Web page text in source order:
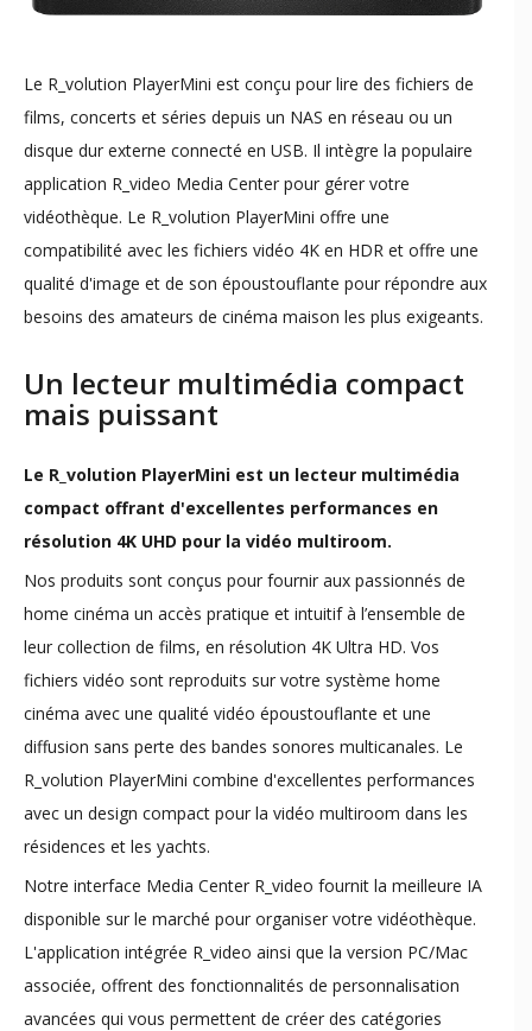
Le R_volution PlayerMini est conçu pour lire des fichiers de
films, concerts et séries depuis un NAS en réseau ou un
disque dur externe connecté en USB. Il intègre la populaire
application R_video Media Center pour gérer votre
vidéothèque. Le R_volution PlayerMini offre une
compatibilité avec les fichiers vidéo 4K en HDR et offre une
qualité d'image et de son époustouflante pour répondre aux
besoins des amateurs de cinéma maison les plus exigeants.
Un lecteur multimédia compact
mais puissant
Le ​R_volution PlayerMini est un lecteur multimédia
compact offrant d'excellentes performances en
résolution 4K UHD pour la vidéo multiroom.
Nos produits sont conçus pour fournir aux passionnés de
home cinéma un accès pratique et intuitif à l’ensemble de
leur collection de films, en résolution 4K Ultra HD. Vos
fichiers vidéo sont reproduits sur votre système home
cinéma avec une qualité vidéo époustouflante et une
diffusion sans perte des bandes sonores multicanales. Le
R_volution PlayerMini combine d'excellentes performances
avec un design compact pour la vidéo multiroom dans les
résidences et les yachts.
​Notre interface Media Center R_video fournit la meilleure IA
disponible sur le marché pour organiser votre vidéothèque.
L'application intégrée R_video ainsi que la version PC/Mac
associée, offrent des fonctionnalités de personnalisation
avancées qui vous permettent de créer des catégories